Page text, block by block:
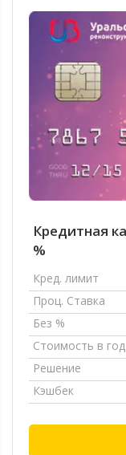
Кредитная
%
Кред. лимит
Проц. Ставка
Без %
Стоимость в год
Решение
Кэшбек